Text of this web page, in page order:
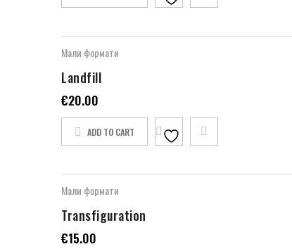
Мали формати
Landfill
€20.00
ADD TO CART
Мали формати
Transfiguration
€15.00